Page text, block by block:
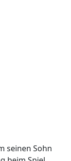
seinen Sohn